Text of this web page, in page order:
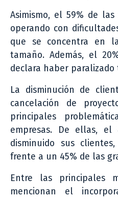
Asimismo, el 59% de
operando con
que se concentra en
tamaño. Además, el
declara haber paralizado
La disminución de
cancelación de
principales
empresas. De ellas,
disminuido sus
frente a un 45% de las
Entre las principales
mencionan el